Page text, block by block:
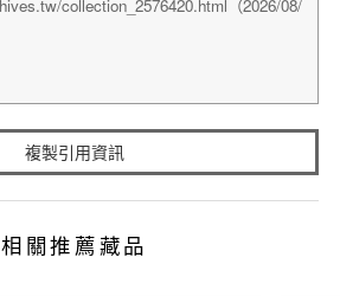
複製引用資訊
相關推薦藏品